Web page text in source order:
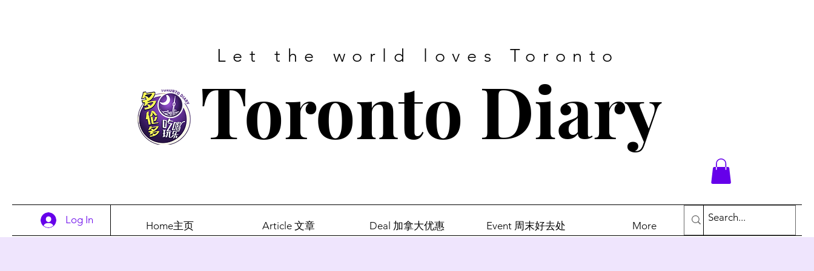
Let the world loves Toronto
Toronto Diary
Log In Home主页 Article 文章 Deal 加拿大优惠 Event 周末好去处 More